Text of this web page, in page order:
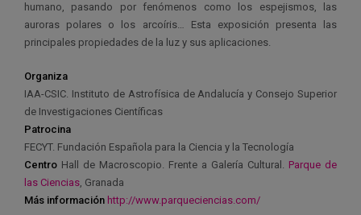
humano, pasando por fenómenos como los espejismos, las
auroras polares o los arcoíris… Esta exposición presenta las
principales propiedades de la luz y sus aplicaciones.
Organiza
IAA-CSIC. Instituto de Astrofísica de Andalucía y Consejo Superior
de Investigaciones Científicas
Patrocina
FECYT. Fundación Española para la Ciencia y la Tecnología
Centro Hall de Macroscopio. Frente a Galería Cultural. Parque de
las Ciencias, Granada
Más información http://www.parqueciencias.com/